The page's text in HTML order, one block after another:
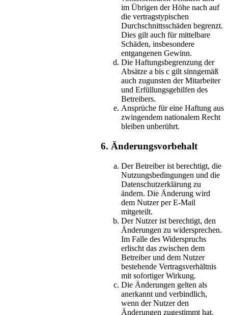
im Übrigen der Höhe nach auf
die vertragstypischen
Durchschnittsschäden begrenzt.
Dies gilt auch für mittelbare
Schäden, insbesondere
entgangenen Gewinn.
Die Haftungsbegrenzung der
Absätze a bis c gilt sinngemäß
auch zugunsten der Mitarbeiter
und Erfüllungsgehilfen des
Betreibers.
Ansprüche für eine Haftung aus
zwingendem nationalem Recht
bleiben unberührt.
6. Änderungsvorbehalt
Der Betreiber ist berechtigt, die
Nutzungsbedingungen und die
Datenschutzerklärung zu
ändern. Die Änderung wird
dem Nutzer per E-Mail
mitgeteilt.
Der Nutzer ist berechtigt, den
Änderungen zu widersprechen.
Im Falle des Widerspruchs
erlischt das zwischen dem
Betreiber und dem Nutzer
bestehende Vertragsverhältnis
mit sofortiger Wirkung.
Die Änderungen gelten als
anerkannt und verbindlich,
wenn der Nutzer den
Änderungen zugestimmt hat.